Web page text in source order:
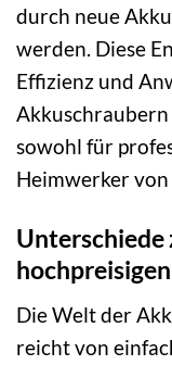
durch neue
werden. Diese
Effizienz und
sowohl für
Heimwerker
Unterschiede
Die Welt der
reicht von